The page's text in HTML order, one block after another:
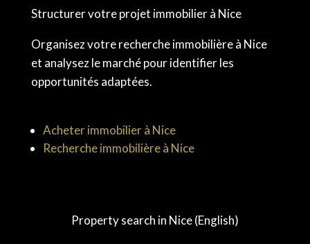
Structurer votre projet immobilier à Nice
Organisez votre recherche immobilière à Nice
et analysez le marché pour identifier les
opportunités adaptées.
Acheter immobilier à Nice
Recherche immobilière à Nice
Property search in Nice (English)